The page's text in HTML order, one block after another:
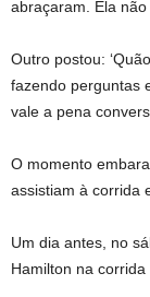
abraçaram. Ela
Outro postou:
fazendo perguntas
vale a pena
O momento
assistiam à corrida
Um dia antes, no
Hamilton na corrida